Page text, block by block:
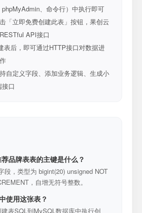
phpMyAdmin、命令行）中执行即可
「立即免费创建此表」按钮，果创云
API接口
表后，即可通过HTTP接口对数据进
自定义字段、添加业务逻辑、生成小
口
品牌表表的主键是什么？
段，类型为 bigint(20) unsigned NOT
，自增无符号整数。
使用这张表？
表SQL到MySQL数据库中执行创